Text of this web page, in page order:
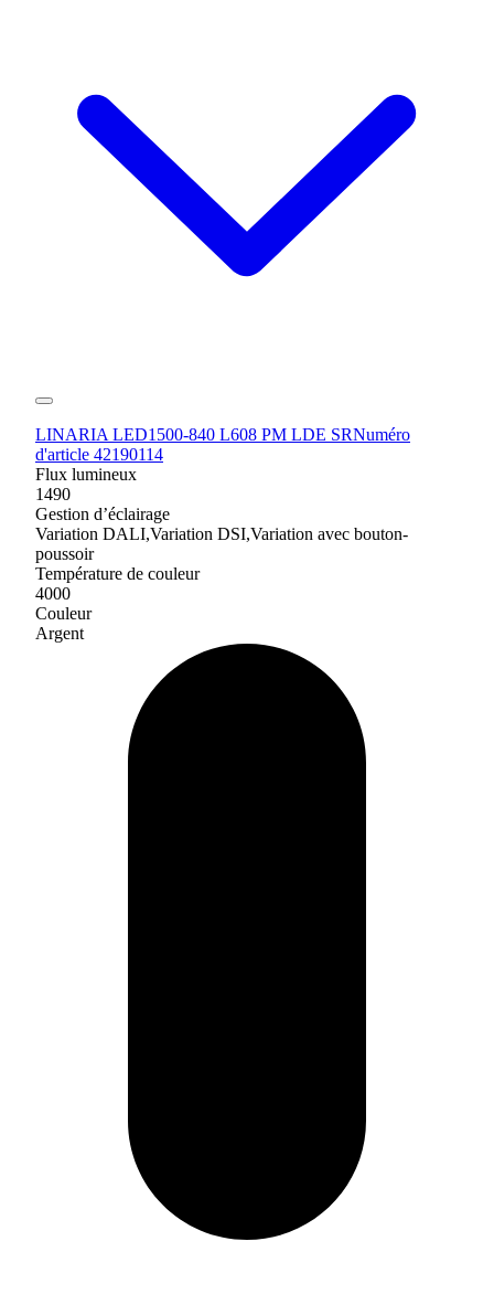
LINARIA LED1500-840 L608 PM LDE SRNuméro
d'article 42190114
Flux lumineux
1490
Gestion d’éclairage
Variation DALI,Variation DSI,Variation avec bouton-
poussoir
Température de couleur
4000
Couleur
Argent